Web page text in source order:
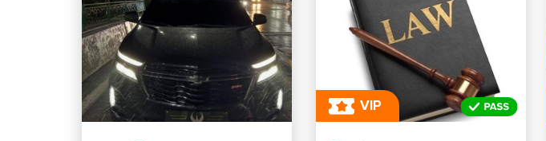
VIP